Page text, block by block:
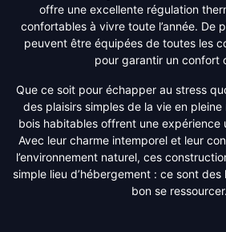
offre une excellente régulation
confortables à vivre toute l’année. De
peuvent être équipées de toutes les
pour garantir un confort
Que ce soit pour échapper au stress
des plaisirs simples de la vie en
bois habitables offrent une expérience
Avec leur charme intemporel et leur
l’environnement naturel, ces
simple lieu d’hébergement : ce sont
bon se ressourcer.